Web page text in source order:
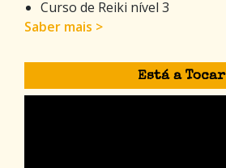
Curso de Reiki nível 3
Saber mais >
Está a Tocar